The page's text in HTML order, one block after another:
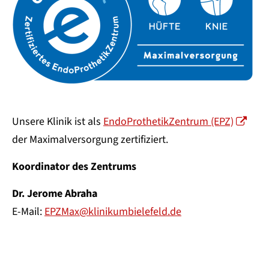
Unsere Klinik ist als EndoProthetikZentrum (EPZ)
der Maximalversorgung zertifiziert.
Koordinator des Zentrums
Dr. Jerome Abraha
E-Mail:EPZMax@klinikumbielefeld.de